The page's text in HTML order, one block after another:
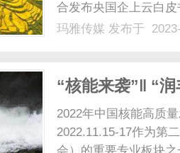
合发布央国企上云白
各单位生产方式、业
玛雅传媒 发布于
“核能来袭”‖ “
核能盛事！
2022年中国核能高质
2022.11.15-17作为第